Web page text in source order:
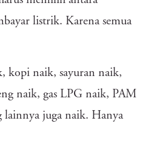
listrik. Karena semua
kopi naik, sayuran naik,
naik, gas LPG naik, PAM
lainnya juga naik. Hanya